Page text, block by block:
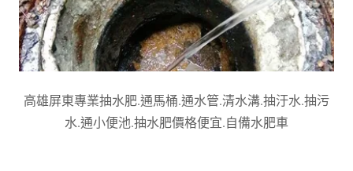
高雄屏東專業抽水肥.通馬桶.通水管.清水溝.抽汙水.抽污
水.通小便池.抽水肥價格便宜.自備水肥車